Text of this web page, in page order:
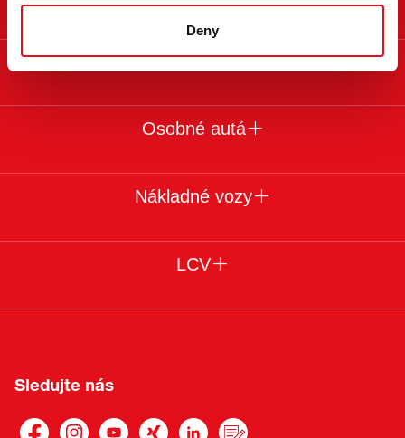
Deny
Právne upozornie
Osobné autá
Nákladné vozy
LCV
Sledujte nás